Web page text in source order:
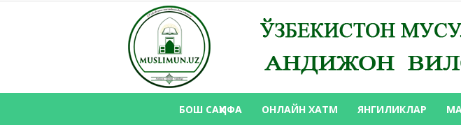
БОШ САҲИФА ОНЛАЙН ХАТМ ЯНГИЛИКЛАР